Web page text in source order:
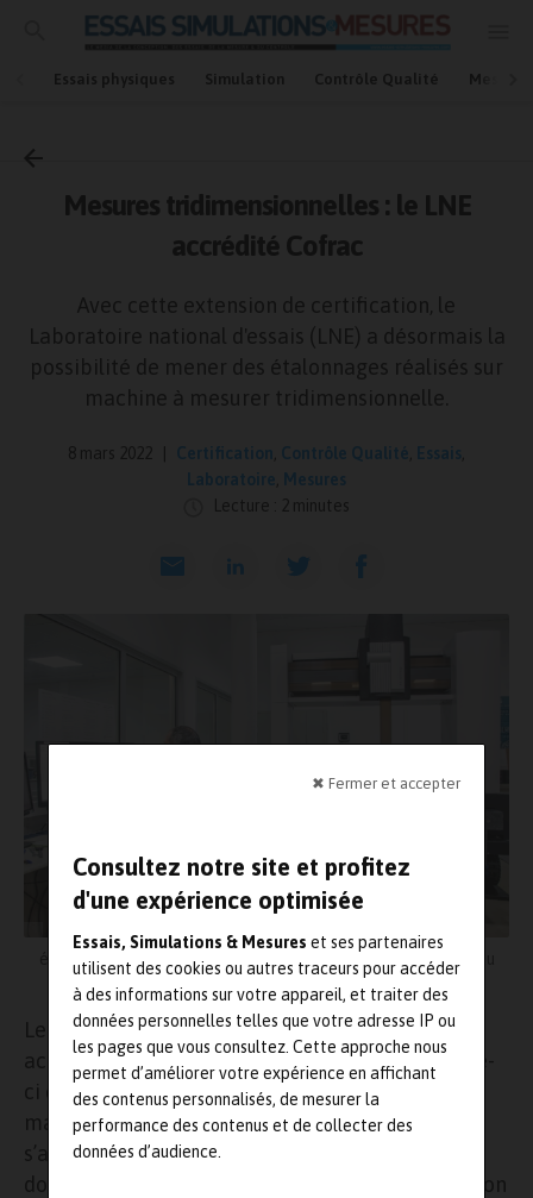
✖ Fermer et accepter
Consultez notre site et profitez
d'une expérience optimisée
Essais, Simulations & Mesures et ses partenaires
utilisent des cookies ou autres traceurs pour accéder
à des informations sur votre appareil, et traiter des
données personnelles telles que votre adresse IP ou
les pages que vous consultez. Cette approche nous
permet d’améliorer votre expérience en affichant
des contenus personnalisés, de mesurer la
performance des contenus et de collecter des
données d’audience.
Essais physiques Simulation Contrôle Qualité Mesures
Accueil
Mesures
Mesures tridimensionnelles : le LNE
accrédité Cofrac
Avec cette extension de certification, le
Laboratoire national d'essais (LNE) a désormais la
possibilité de mener des étalonnages réalisés sur
machine à mesurer tridimensionnelle.
8 mars 2022 Certification Contrôle Qualité Essais
Laboratoire
Mesures
Lecture : 2 minutes
étalonnages sont réalisés sur une MMT Zeiss type Accura II au
LNE-Nîmes
Le LNEvient d’obtenir l’extension de son
accréditationCofracEtalonnage n° 2-1446. Celle-
ci est relative aux étalonnages réalisés sur
machine à mesurer tridimensionnelle (MMT) ; il
s’agit donc d’une première en France dans ce
domaine de mesures. Cette nouvelle accréditation